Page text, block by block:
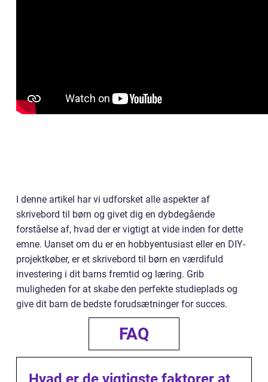
I denne artikel har vi udforsket alle aspekter af
skrivebord til børn og givet dig en dybdegående
forståelse af, hvad der er vigtigt at vide inden for dette
emne. Uanset om du er en hobbyentusiast eller en DIY-
projektkøber, er et skrivebord til børn en værdifuld
investering i dit barns fremtid og læring. Grib
muligheden for at skabe den perfekte studieplads og
give dit barn de bedste forudsætninger for succes.
FAQ